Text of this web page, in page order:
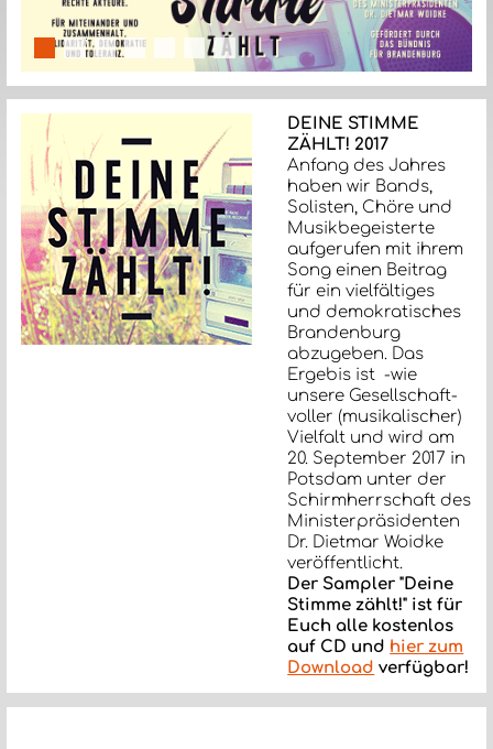
slide details.
slide details.
slide details.
slide details.
slide details.
slide details.
slide details.
DEINE STIMME
ZÄHLT! 2017
Anfang des Jahres
haben wir Bands,
Solisten, Chöre und
Musikbegeisterte
aufgerufen mit ihrem
Song einen Beitrag
für ein vielfältiges
und demokratisches
Brandenburg
abzugeben. Das
Ergebis ist -wie
unsere Gesellschaft-
voller (musikalischer)
Vielfalt und wird am
20. September 2017 in
Potsdam unter der
Schirmherrschaft des
Ministerpräsidenten
Dr. Dietmar Woidke
veröffentlicht.
Der Sampler "Deine
Stimme zählt!" ist für
Euch alle kostenlos
auf CD und hier zum
Download verfügbar!